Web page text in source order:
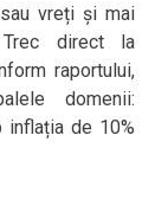
vreți și mai
direct la
raportului,
domenii:
de 10%